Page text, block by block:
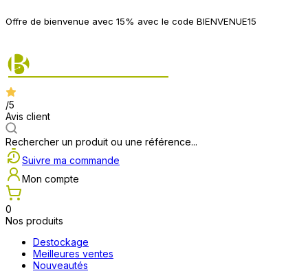
Offre de bienvenue avec 15% avec le code BIENVENUE15
/5
Avis client
Rechercher un produit ou une référence...
Suivre ma commande
Mon compte
0
Nos produits
Destockage
Meilleures ventes
Nouveautés